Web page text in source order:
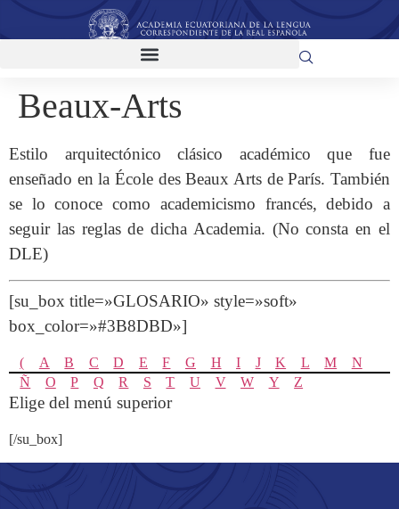
Beaux-Arts
Estilo arquitectónico clásico académico que fue
enseñado en la École des Beaux Arts de París. También
se lo conoce como academicismo francés, debido a
seguir las reglas de dicha Academia. (No consta en el
DLE)
[su_box title=»GLOSARIO» style=»soft»
box_color=»#3B8DBD»]
( A B C D E F G H I J K L M
N
Ñ
O P Q R S T U V W Y Z
Elige del menú superior
[/su_box]